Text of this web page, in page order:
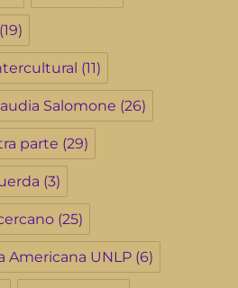
(19)
(11)
Salomone (26)
parte (29)
(3)
(25)
Americana UNLP (6)